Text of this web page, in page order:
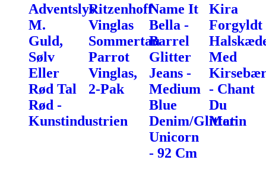
Adventslys
M.
Guld,
Sølv
Eller
Rød Tal
Rød -
Kunstindustrien
Ritzenhoff
Vinglas
Sommertau
Parrot
Vinglas,
2-Pak
Name It
Bella -
Barrel
Glitter
Jeans -
Medium
Blue
Denim/Glitter
Unicorn
- 92 Cm
Kira
Forgyldt
Med
- Chant
Du
Matin